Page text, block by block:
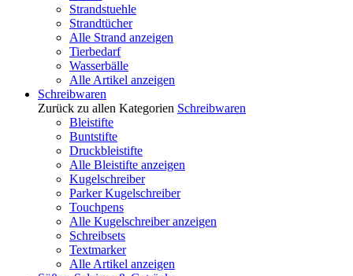
Strandstuehle
Strandtücher
Alle Strand anzeigen
Tierbedarf
Wasserbälle
Alle Artikel anzeigen
Schreibwaren
Zurück zu allen Kategorien Schreibwaren
Bleistifte
Buntstifte
Druckbleistifte
Alle Bleistifte anzeigen
Kugelschreiber
Parker Kugelschreiber
Touchpens
Alle Kugelschreiber anzeigen
Schreibsets
Textmarker
Alle Artikel anzeigen